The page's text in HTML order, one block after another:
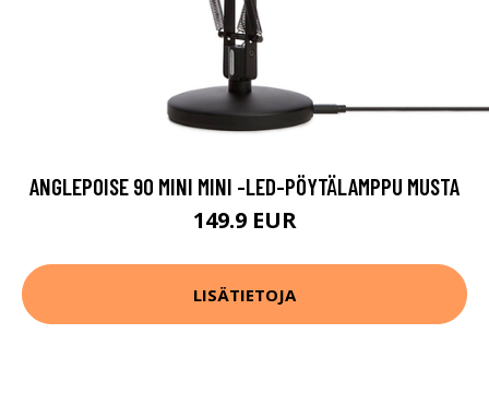
ANGLEPOISE 90 MINI MINI -LED-PÖYTÄLAMPPU MUSTA
149.9 EUR
LISÄTIETOJA